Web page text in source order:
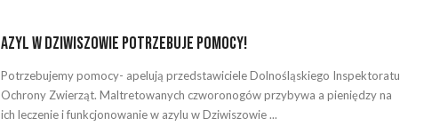
Azyl w Dziwiszowie potrzebuje pomocy!
Potrzebujemy pomocy- apelują przedstawiciele Dolnośląskiego Inspektoratu
Ochrony Zwierząt. Maltretowanych czworonogów przybywa a pieniędzy na
ich leczenie i funkcjonowanie w azylu w Dziwiszowie ...